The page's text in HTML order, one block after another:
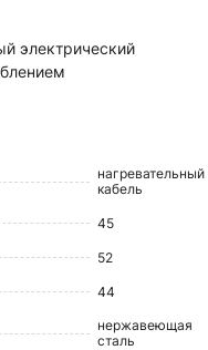
электрический
нагревательный
кабель
45
52
44
нержавеющая
сталь